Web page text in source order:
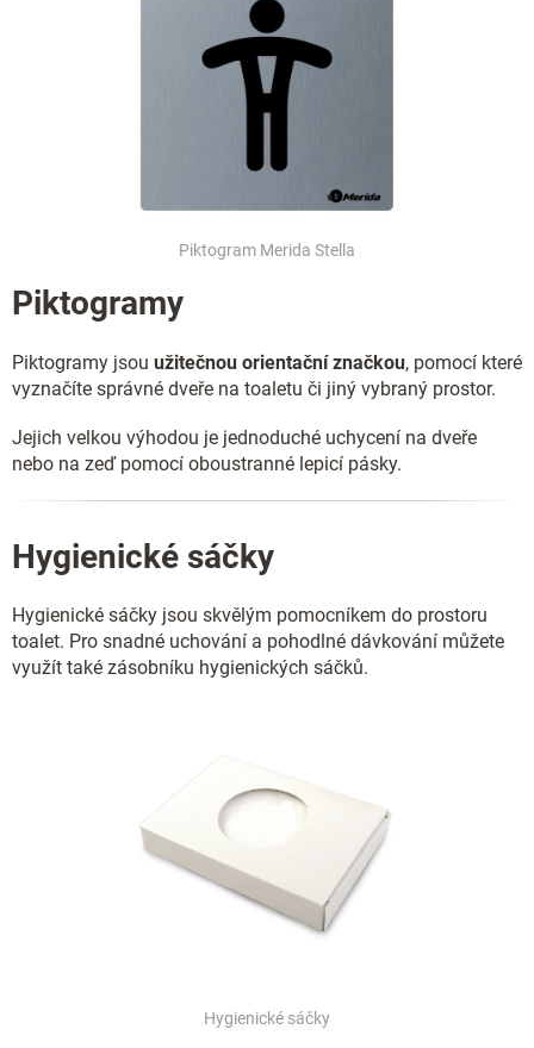
Piktogram Merida Stella
Piktogramy
Piktogramy jsou užitečnou orientační značkou, pomocí které
vyznačíte správné dveře na toaletu či jiný vybraný prostor.
Jejich velkou výhodou je jednoduché uchycení na dveře
nebo na zeď pomocí oboustranné lepicí pásky.
Hygienické sáčky
Hygienické sáčky jsou skvělým pomocníkem do prostoru
toalet. Pro snadné uchování a pohodlné dávkování můžete
využít také zásobníku hygienických sáčků.
Hygienické sáčky